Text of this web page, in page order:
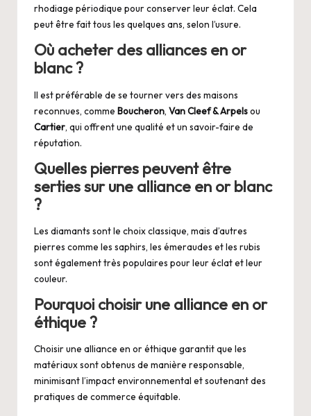
rhodiage périodique pour conserver leur éclat. Cela
peut être fait tous les quelques ans, selon l’usure.
Où acheter des alliances en or
blanc ?
Il est préférable de se tourner vers des maisons
reconnues, comme Boucheron, Van Cleef & Arpelsou
Cartier, qui offrent une qualité et un savoir-faire de
réputation.
Quelles pierres peuvent être
serties sur une alliance en or blanc
?
Les diamants sont le choix classique, mais d’autres
pierres comme les saphirs, les émeraudes et les rubis
sont également très populaires pour leur éclat et leur
couleur.
Pourquoi choisir une alliance en or
éthique ?
Choisir une alliance en or éthique garantit que les
matériaux sont obtenus de manière responsable,
minimisant l’impact environnemental et soutenant des
pratiques de commerce équitable.